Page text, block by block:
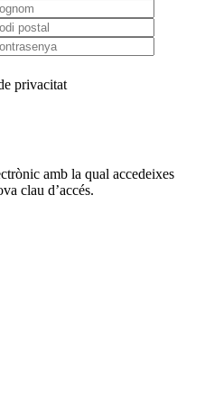
privacitat
amb la qual accedeixes
clau d’accés.